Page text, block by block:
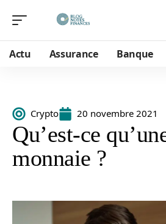
Actu Assurance Banque
Crypto 20 novembre 2021
Qu’est-ce
monnaie ?